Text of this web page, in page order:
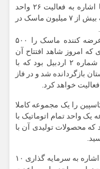
رئیس سازمان صنعت، معدن و تجارت استان با اشاره به فعالیت ۲۶ واحد
تولیدی_ماسک در استان گفت: طی ۲ ماه گذشته بیش از ۷ میلیون ماسک در
رامین صادقی ظرفیت تولید روزانه واحدهای عرضه کننده ماسک را ۵۰۰
که امروز شاهد افتتاح آن
بودیم یکی از واحدهای راکد در شهرک صنعتی شماره ۲ اردبیل بود که با
بازگردانده شد و در فاز
را یک مجموعه کاملا
یک واحد تمام اتوماتیک با
۸ دستگاه می باشد که محصولات تولیدی آن با
مدیرعامل شرکت کالا سلامت آرتا کاسپین نیز با اشاره به سرمایه گذاری ۱۰